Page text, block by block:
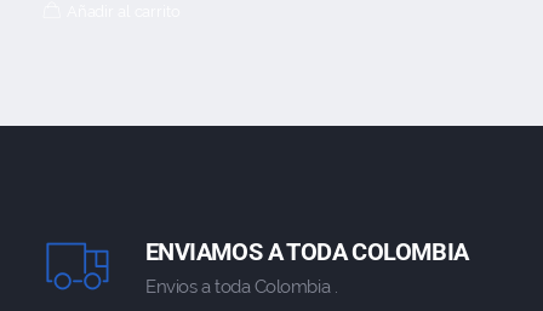
ENVIAMOS A TODA COLOMBIA
Envios a toda Colombia .